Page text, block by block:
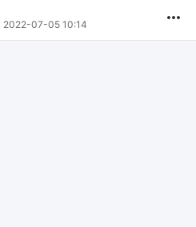
2022-07-05 10:14